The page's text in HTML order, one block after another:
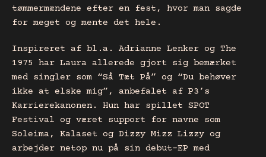
tømmermændene efter en fest, hvor man sagde
for meget og mente det hele.
Inspireret af bl.a. Adrianne Lenker og The
1975 har Laura allerede gjort sig bemærket
med singler som “Så Tæt På” og “Du behøver
ikke at elske mig”, anbefalet af P3’s
Karrierekanonen. Hun har spillet SPOT
Festival og været support for navne som
Soleima, Kalaset og Dizzy Mizz Lizzy og
arbejder netop nu på sin debut-EP med